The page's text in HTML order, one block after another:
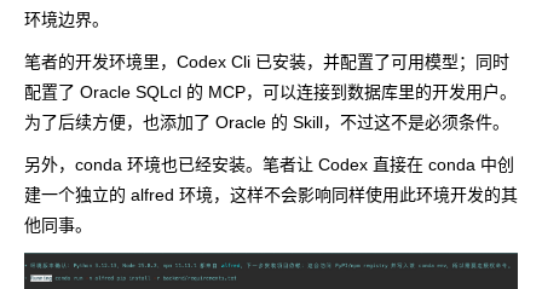
环境边界。
笔者的开发环境里，Codex Cli 已安装，并配置了可用模型；同时
配置了 Oracle SQLcl 的 MCP，可以连接到数据库里的开发用户。
为了后续方便，也添加了 Oracle 的 Skill，不过这不是必须条件。
另外，conda 环境也已经安装。笔者让 Codex 直接在 conda 中创
建一个独立的 alfred 环境，这样不会影响同样使用此环境开发的其
他同事。